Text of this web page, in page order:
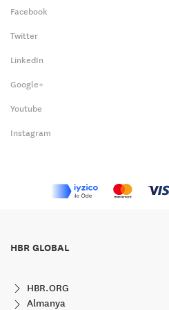
Facebook
Twitter
LinkedIn
Google+
Youtube
Instagram
HBR GLOBAL
HBR.ORG
Almanya